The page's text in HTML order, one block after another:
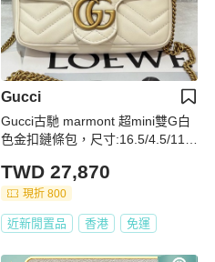
Gucci
Gucci古馳 marmont 超mini雙G白
色金扣鏈條包，尺寸:16.5/4.5/11/1
TWD 27,870
現折 800
近新閒置品 香港 免運